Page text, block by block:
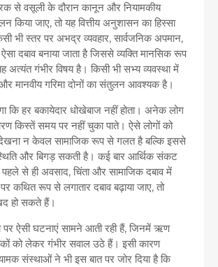
से वसूली के दौरान कानून और नियामकीय
किया जाए, तो यह वित्तीय अनुशासन का हिस्सा
भी स्तर पर अभद्र व्यवहार, सार्वजनिक अपमान,
दबाव बनाया जाता है जिससे व्यक्ति मानसिक रूप
गंभीर विषय है। किसी भी सभ्य व्यवस्था में
मानवीय गरिमा दोनों का संतुलन आवश्यक है।
कि हर बकायेदार धोखेबाज नहीं होता। अनेक लोग
किस्तें समय पर नहीं चुका पाते। ऐसे लोगों को
देखना न केवल सामाजिक रूप से गलत है बल्कि इससे
और बिगड़ सकती है। कई बार आर्थिक संकट
से ही अवसाद, चिंता और सामाजिक दबाव में
कथित रूप से लगातार दबाव बढ़ाया जाए, तो
हो सकते हैं।
ऐसी घटनाएं सामने आती रही हैं, जिनमें ऋण
को लेकर गंभीर सवाल उठे हैं। इसी कारण
संस्थाओं ने भी इस बात पर जोर दिया है कि